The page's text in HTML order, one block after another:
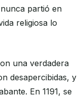
partió en
religiosa lo
una verdadera
desapercibidas, y
En 1191, se